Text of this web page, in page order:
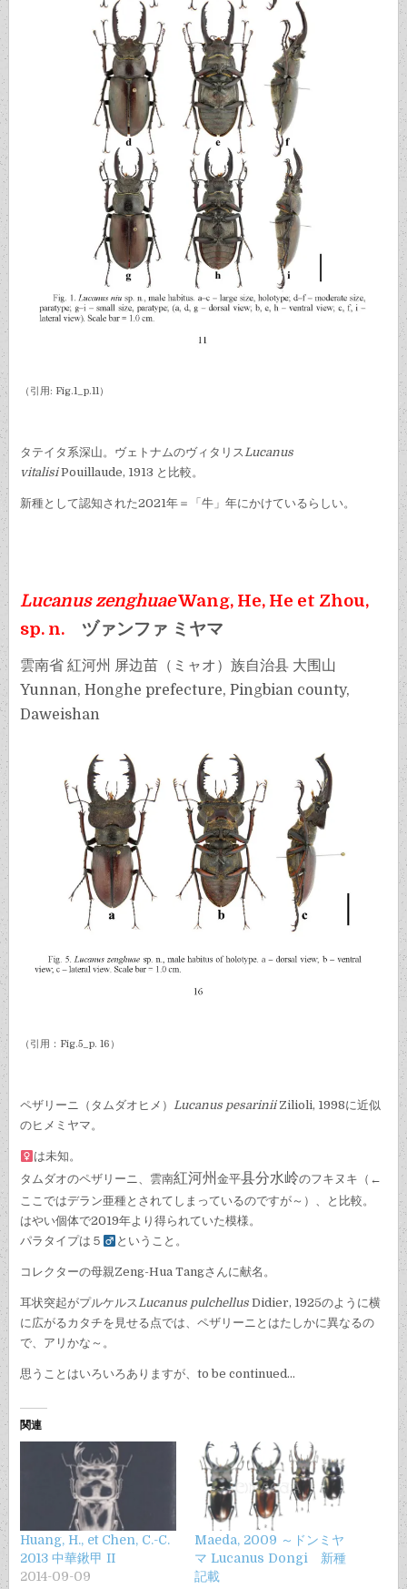
（引用: Fig.1_p.11）
タテイタ系深山。ヴェトナムのヴィタリスLucanus
vitalisiPouillaude, 1913 と比較。
新種として認知された2021年＝「牛」年にかけているらしい。
Lucanus zenghuaeWang, He, He et Zhou,
sp. n. ヅァンファ ミヤマ
雲南省 紅河州 屏边苗（ミャオ）族自治县 大围山
Yunnan, Honghe prefecture, Pingbian county,
Daweishan
（引用：Fig.5_p. 16）
ペザリーニ（タムダオヒメ）Lucanus pesarinii Zilioli, 1998に近似
のヒメミヤマ。
は未知。
タムダオのペザリーニ、雲南紅河州金平县分水岭のフキヌキ（←
ここではデラン亜種とされてしまっているのですが～）、と比較。
はやい個体で2019年より得られていた模様。
パラタイプは５
ということ。
コレクターの母親Zeng-Hua Tangさんに献名。
耳状突起がプルケルスLucanus pulchellus Didier, 1925のように横
に広がるカタチを見せる点では、ペザリーニとはたしかに異なるの
で、アリかな～。
思うことはいろいろありますが、to be continued…
関連
Huang, H., et Chen, C.-C.
2013 中華鍬甲 II
2014-09-09
Maeda, 2009 ～ドンミヤ
マ Lucanus Dongi 新種
記載